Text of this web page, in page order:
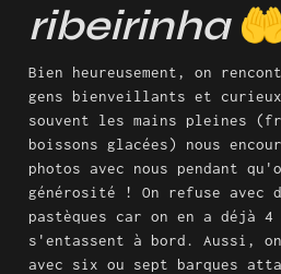
ribeirinha
Bien heureusement, on
gens bienveillants et
souvent les mains pleines
boissons glacées) nous
photos avec nous pendant
générosité ! On refuse avec
pastèques car on en a déjà 4
s'entassent à bord. Aussi,
avec six ou sept barques